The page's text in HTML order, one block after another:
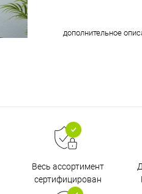
дополнительное
Весь ассортимент
сертифицирован